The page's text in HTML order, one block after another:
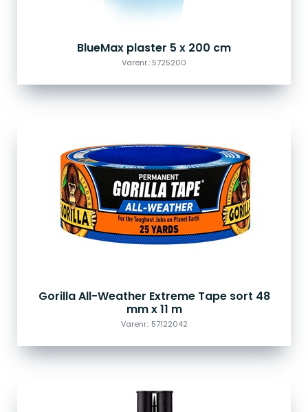
BlueMax plaster 5 x 200 cm
Varenr.: 5725200
Gorilla All-Weather Extreme Tape sort 48
mm x 11 m
Varenr.: 57122042